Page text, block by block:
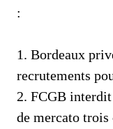
:
1. Bordeaux
recrutements
2. FCGB
de mercato trois